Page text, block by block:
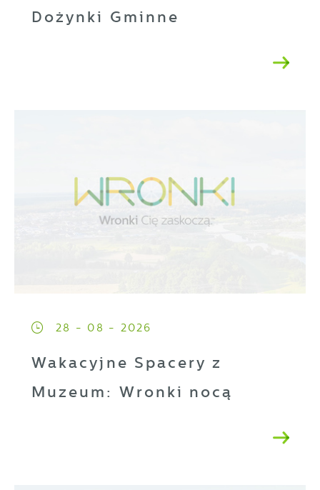
Dożynki Gminne
28 - 08 - 2026
Wakacyjne Spacery z
Muzeum: Wronki nocą